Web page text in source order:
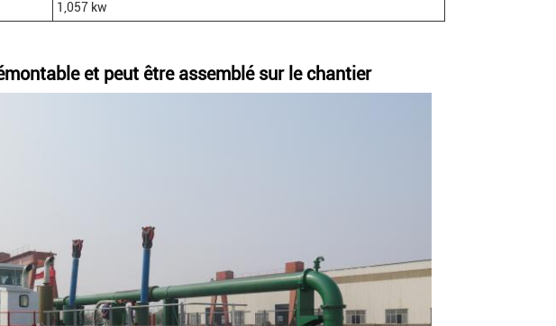
1,057 kw
et peut être assemblé sur le chantier